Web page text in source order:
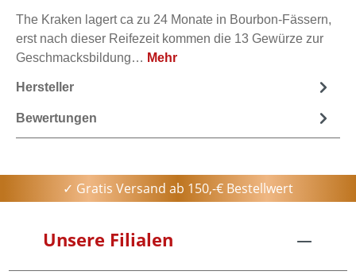
The Kraken lagert ca zu 24 Monate in Bourbon-Fässern,
erst nach dieser Reifezeit kommen die 13 Gewürze zur
Geschmacksbildung… Mehr
Hersteller
Bewertungen
✓ Gratis Versand ab 150,-€ Bestellwert
Unsere Filialen